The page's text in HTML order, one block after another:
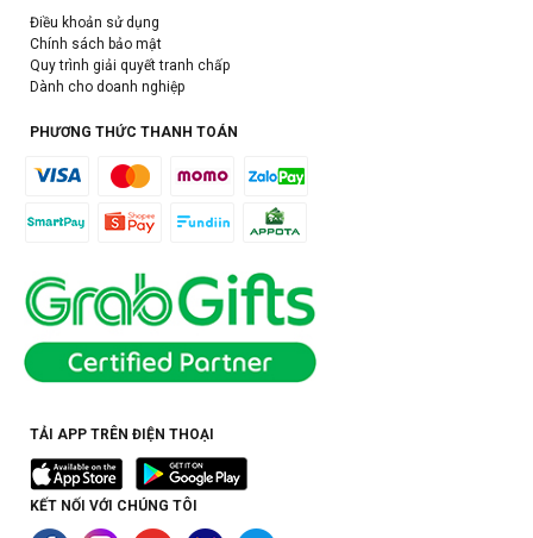
Điều khoản sử dụng
Chính sách bảo mật
Quy trình giải quyết tranh chấp
Dành cho doanh nghiệp
PHƯƠNG THỨC THANH TOÁN
TẢI APP TRÊN ĐIỆN THOẠI
KẾT NỐI VỚI CHÚNG TÔI